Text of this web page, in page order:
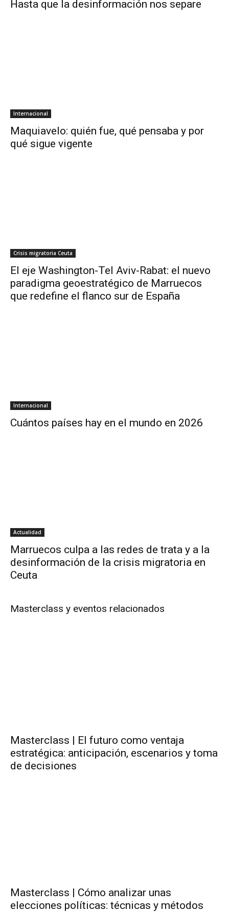
Hasta que la desinformación nos separe
Internacional
Maquiavelo: quién fue, qué pensaba y por
qué sigue vigente
Crisis migratoria Ceuta
El eje Washington-Tel Aviv-Rabat: el nuevo
paradigma geoestratégico de Marruecos
que redefine el flanco sur de España
Internacional
Cuántos países hay en el mundo en 2026
Actualidad
Marruecos culpa a las redes de trata y a la
desinformación de la crisis migratoria en
Ceuta
Masterclass y eventos relacionados
Masterclass | El futuro como ventaja
estratégica: anticipación, escenarios y toma
de decisiones
Masterclass | Cómo analizar unas
elecciones políticas: técnicas y métodos